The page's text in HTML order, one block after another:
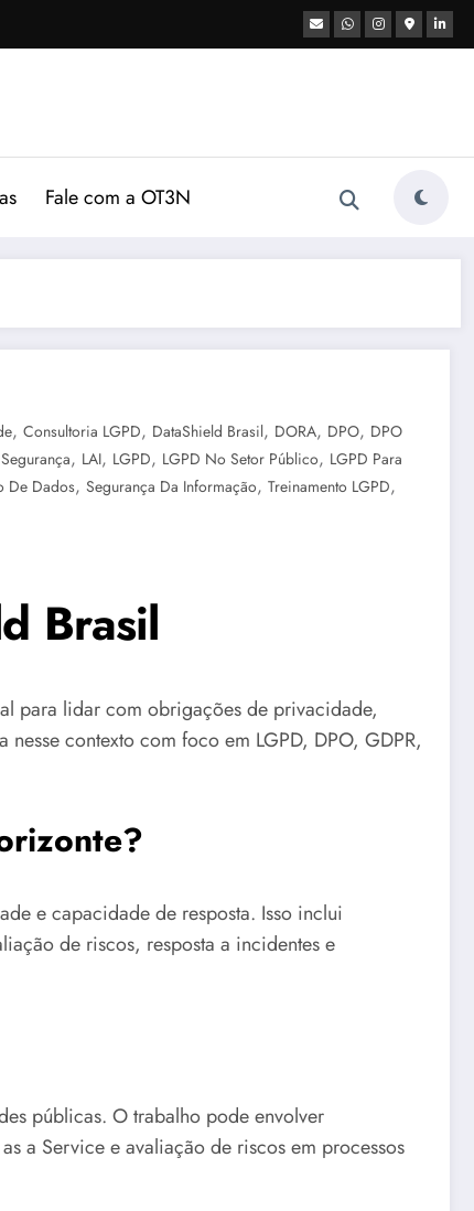
Fale com a OT3N
, Consultoria LGPD, DataShield Brasil, DORA, DPO, DPO
, LAI, LGPD, LGPD No Setor Público, LGPD Para
De Dados, Segurança Da Informação, Treinamento LGPD,
Brasil
para lidar com obrigações de privacidade,
contexto com foco em LGPD, DPO, GDPR,
e capacidade de resposta. Isso inclui
de riscos, resposta a incidentes e
públicas. O trabalho pode envolver
a Service e avaliação de riscos em processos